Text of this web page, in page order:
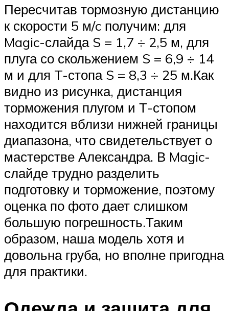
Пересчитав тормозную дистанцию
к скорости 5 м/c получим: для
Magic-слайда S = 1,7 ÷ 2,5 м, для
плуга со скольжением S = 6,9 ÷ 14
м и для T-стопа S = 8,3 ÷ 25 м.Как
видно из рисунка, дистанция
торможения плугом и Т-стопом
находится вблизи нижней границы
диапазона, что свидетельствует о
мастерстве Александра. В Magic-
слайде трудно разделить
подготовку и торможение, поэтому
оценка по фото дает слишком
большую погрешность.Таким
образом, наша модель хотя и
довольна груба, но вполне пригодна
для практики.